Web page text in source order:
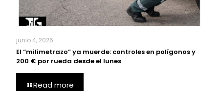
junio 4, 2026
El “milimetrazo” ya muerde: controles en polígonos y
200 € por rueda desde el lunes
Read more